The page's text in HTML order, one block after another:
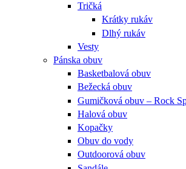
Tričká
Krátky rukáv
Dlhý rukáv
Vesty
Pánska obuv
Basketbalová obuv
Bežecká obuv
Gumičková obuv – Rock
Halová obuv
Kopačky
Obuv do vody
Outdoorová obuv